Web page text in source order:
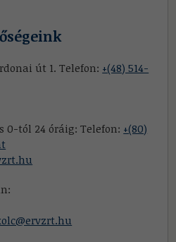
út 1. Telefon: +(48) 514-
0-tól 24 óráig: Telefon: +(80)